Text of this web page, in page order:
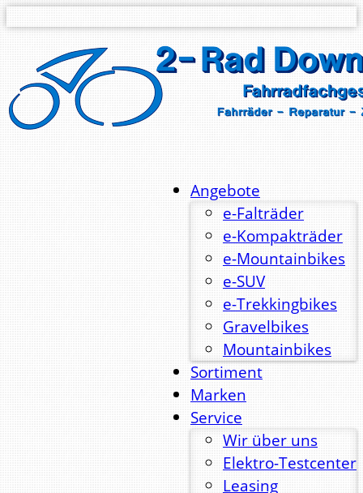
Angebote
e-Falträder
e-Kompakträder
e-Mountainbikes
e-SUV
e-Trekkingbikes
Gravelbikes
Mountainbikes
Sortiment
Marken
Service
Wir über uns
Elektro-Testcenter
Leasing